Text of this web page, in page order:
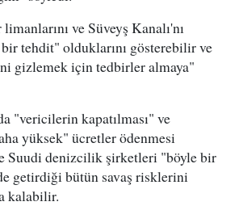
ve Süveyş Kanalı'nı
bir tehdit" olduklarını gösterebilir ve
gizlemek için tedbirler almaya"
"vericilerin kapatılması" ve
yüksek" ücretler ödenmesi
Suudi denizcilik şirketleri "böyle bir
getirdiği bütün savaş risklerini
kalabilir.